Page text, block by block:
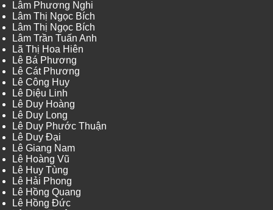
Lâm Phương Nghi
Lâm Thị Ngọc Bích
Lâm Thị Ngọc Bích
Lâm Trần Tuấn Anh
Lã Thị Hoa Hiên
Lê Bá Phương
Lê Cát Phương
Lê Công Huy
Lê Diệu Linh
Lê Duy Hoàng
Lê Duy Long
Lê Duy Phước Thuận
Lê Duy Đại
Lê Giang Nam
Lê Hoàng Vũ
Lê Huy Tùng
Lê Hải Phong
Lê Hồng Quang
Lê Hồng Đức